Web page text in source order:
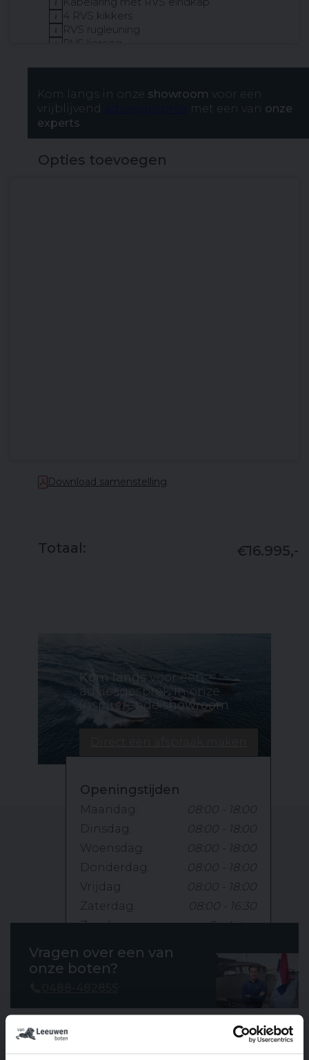
4 RVS kikkers
RVS rugleuning
RVS lieroog
Ankerluik met waterafvoer
Interieur
RVS 5 spaaks stuurwiel
Opties toevoegen
Kom langs in onze showroom voor een
vrijblijvend
adviesgesprek met een van onze
experts
Download samenstelling
Totaal: €16.995,-
Kom langs voor een
adviesgesprek in onze
inspirerendeshowroom
Openingstijden
Maandag:
08:00 - 18:00
Dinsdag:
08:00 - 18:00
Woensdag:
08:00 - 18:00
Donderdag:
08:00 - 18:00
Vrijdag:
08:00 - 18:00
Zaterdag:
08:00 - 16:30
Zondag:
Gesloten
Vragen over een van
onze boten?